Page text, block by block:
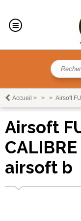
Accueil > > > Airsoft
Airsoft
airsoft b